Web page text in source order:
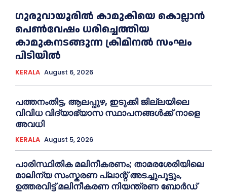
ഗുരുവായൂരില്‍ കാമുകിയെ കൊല്ലാൻ
പെണ്‍വേഷം ധരിച്ചെത്തിയ
കാമുകനടങ്ങുന്ന ക്രിമിനൽ സംഘം
പിടിയില്‍
KERALA August 6, 2026
പത്തനംതിട്ട, ആലപ്പുഴ, ഇടുക്കി ജില്ലയിലെ
വിവിധ വിദ്യാഭ്യാസ സ്ഥാപനങ്ങള്‍ക്ക് നാളെ
അവധി
KERALA August 5, 2026
പാരിസ്ഥിതിക മലിനീകരണം; താമരശേരിയിലെ
മാലിന്യ സംസ്കരണ പ്ലാന്റ് അടച്ചുപൂട്ടും,
ഉത്തരവിട്ട് മലിനീകരണ നിയന്ത്രണ ബോർഡ്